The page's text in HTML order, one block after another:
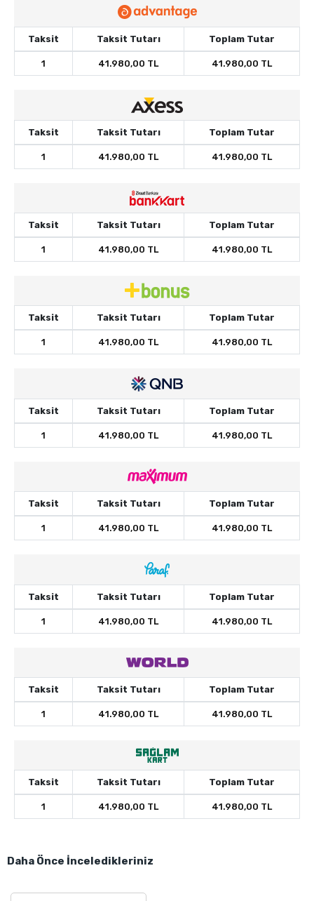
Taksit Taksit Tutarı Toplam Tutar
1 41.980,00 TL 41.980,00 TL
Taksit Taksit Tutarı Toplam Tutar
1 41.980,00 TL 41.980,00 TL
Taksit Taksit Tutarı Toplam Tutar
1 41.980,00 TL 41.980,00 TL
Taksit Taksit Tutarı Toplam Tutar
1 41.980,00 TL 41.980,00 TL
Taksit Taksit Tutarı Toplam Tutar
1 41.980,00 TL 41.980,00 TL
Taksit Taksit Tutarı Toplam Tutar
1 41.980,00 TL 41.980,00 TL
Taksit Taksit Tutarı Toplam Tutar
1 41.980,00 TL 41.980,00 TL
Taksit Taksit Tutarı Toplam Tutar
1 41.980,00 TL 41.980,00 TL
Taksit Taksit Tutarı Toplam Tutar
1 41.980,00 TL 41.980,00 TL
Daha Önce İnceledikleriniz